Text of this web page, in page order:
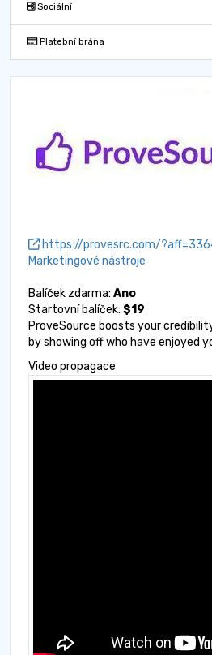
Sociální
Platební brána
https://provesrc.com/
Marketingové nástroje
Balíček zdarma: Ano
Startovní balíček: $19
ProveSource boosts your
by showing off who have enjoyed
Video propagace